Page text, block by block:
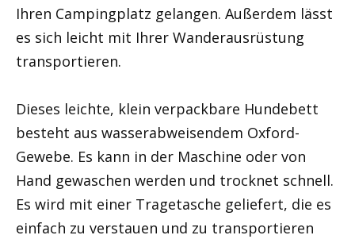
Ihren Campingplatz gelangen. Außerdem lässt
es sich leicht mit Ihrer Wanderausrüstung
transportieren.
Dieses leichte, klein verpackbare Hundebett
besteht aus wasserabweisendem Oxford-
Gewebe. Es kann in der Maschine oder von
Hand gewaschen werden und trocknet schnell.
Es wird mit einer Tragetasche geliefert, die es
einfach zu verstauen und zu transportieren